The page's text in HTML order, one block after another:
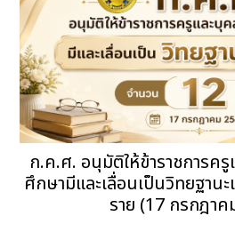
ก.ค.ศ. อนุมัติให้ข้าราชการค
ศึกษามีและเลื่อนเป็นวิทยฐาน
ราย (17 กรกฎา